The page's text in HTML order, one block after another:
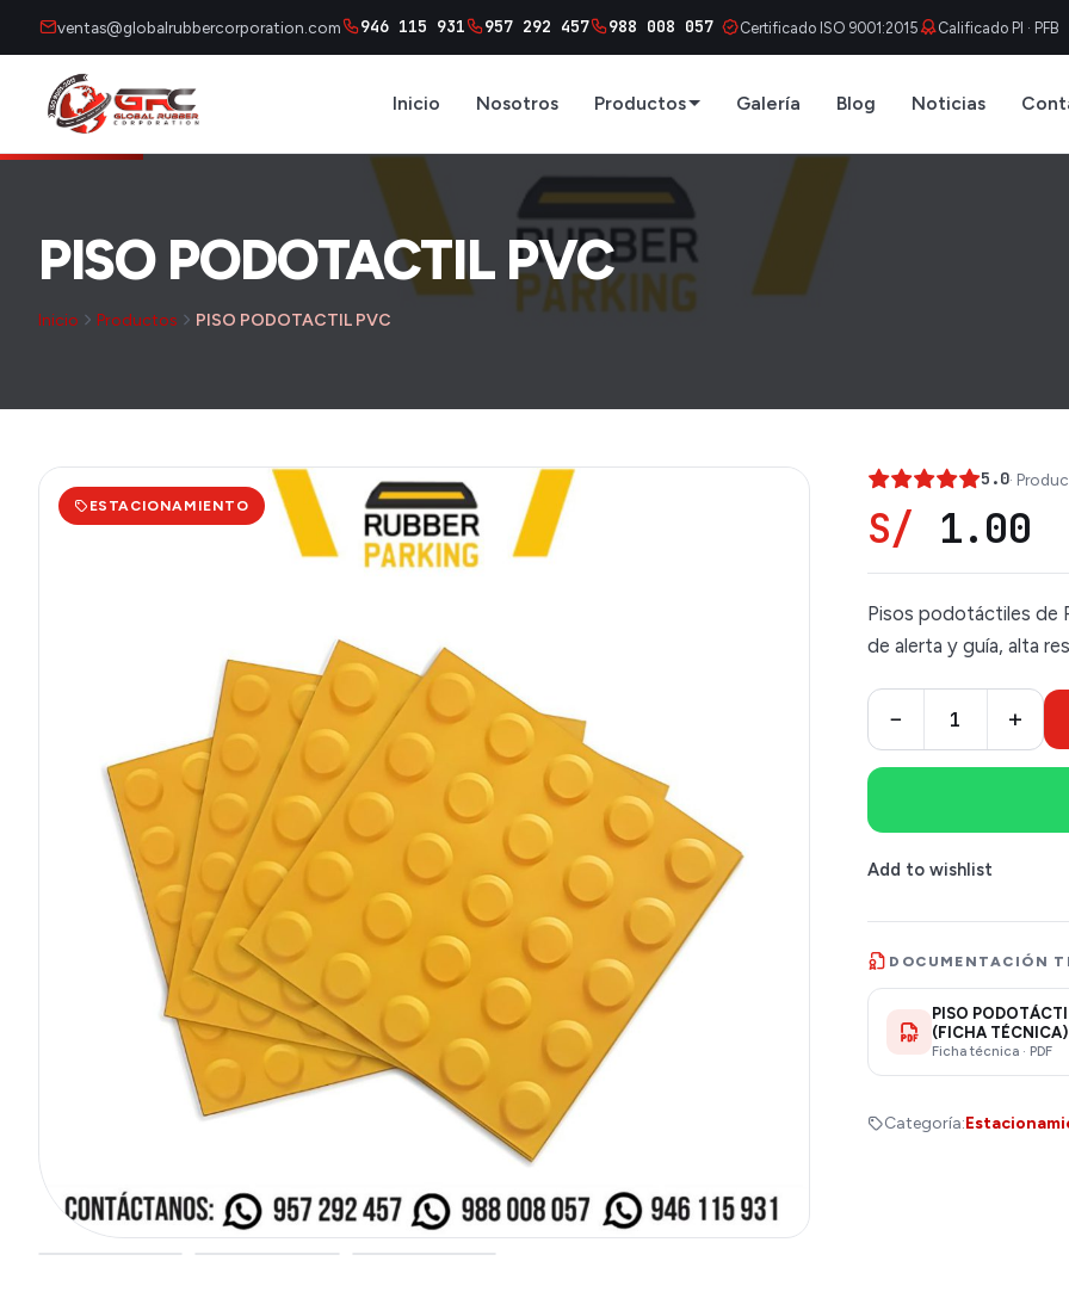
ventas@globalrubbercorporation.com 946 115 931 957 292 457 988 008 057 Certificado ISO 9001:2015 Calificado PI · PFB
Inicio Nosotros Productos Galería Blog Noticias
PISO PODOTACTIL PVC
Inicio Productos PISO PODOTACTIL PVC
ESTACIONAMIENTO
5.0·
S/ 1.00
Pisos podotáctiles de
de alerta y guía, alta
− +
Add to wishlist
DOCUMENTACIÓN
PISO
(FICHA TÉCNICA)
Ficha técnica · PDF
Categoría: